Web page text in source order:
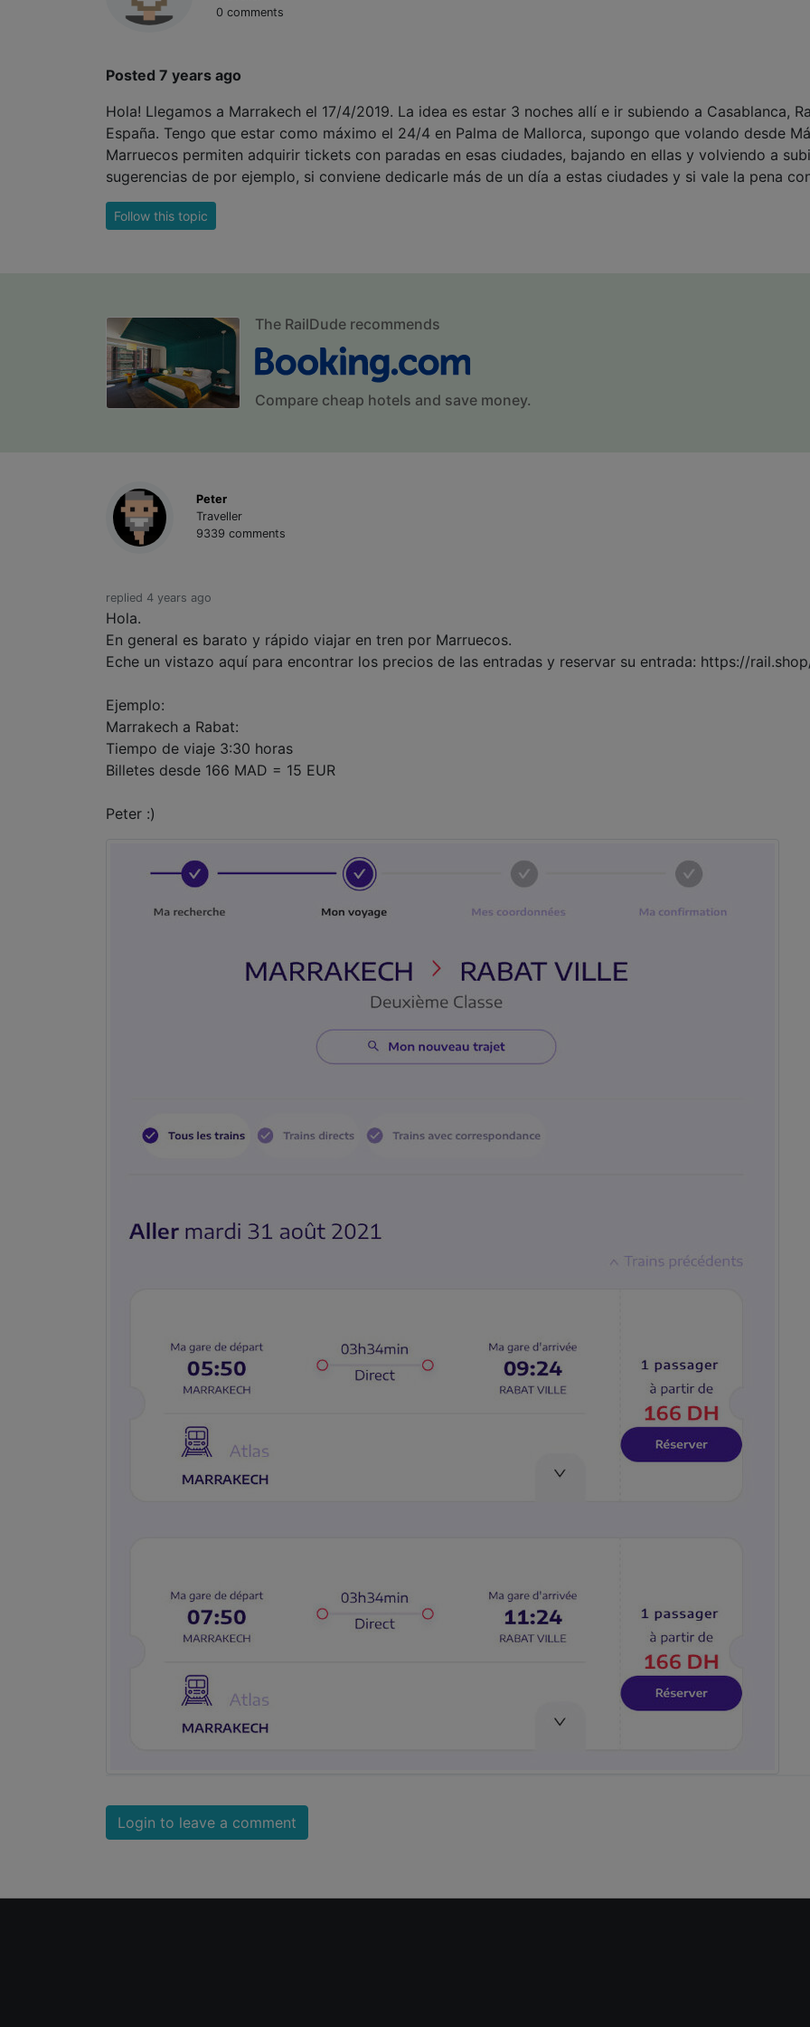
0 comments
Posted 7 years ago
Hola! Llegamos a Marrakech el 17/4/2019. La idea es estar 3 noches allí e ir subiendo a Casablanca,
España. Tengo que estar como máximo el 24/4 en Palma de Mallorca, supongo que volando desde
Marruecos permiten adquirir tickets con paradas en esas ciudades, bajando en ellas y volviendo a
sugerencias de por ejemplo, si conviene dedicarle más de un día a estas ciudades y si vale la pena
Follow this topic
The RailDude recommends
Compare cheap hotels and save money.
Peter
Traveller
9339 comments
replied 4 years ago
Hola.
En general es barato y rápido viajar en tren por Marruecos.
Eche un vistazo aquí para encontrar los precios de las entradas y reservar su entrada: https://
Ejemplo:
Marrakech a Rabat:
Tiempo de viaje 3:30 horas
Billetes desde 166 MAD = 15 EUR
Peter :)
Login to leave a comment